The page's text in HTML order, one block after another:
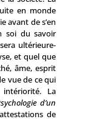
en monde
avant de s’en
soi du savoir
ultérieure­
et quel que
âme, esprit
vue de ce qui
La
d’un
de